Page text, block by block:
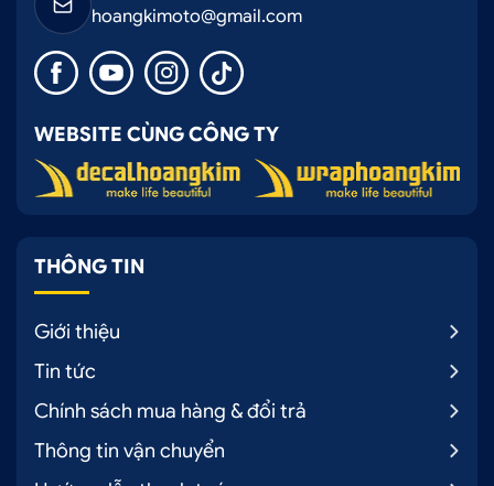
hoangkimoto@gmail.com
WEBSITE CÙNG CÔNG TY
THÔNG TIN
Giới thiệu
Tin tức
Chính sách mua hàng & đổi trả
Thông tin vận chuyển